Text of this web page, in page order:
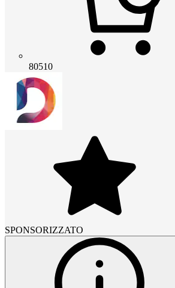
80510
SPONSORIZZATO